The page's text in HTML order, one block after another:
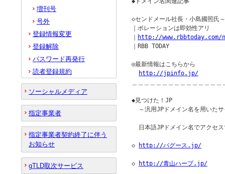
◇センドメール社長・小島國照氏
｜ボレーションは即効性アリ
http://www.rbbtoday.com/
｜RBB TODAY
◎最新情報はこちらから
http://jpinfo.jp/
◆見つけた！JP
～汎用JPドメイン名を用いた
日本語JPドメイン名でアクセ
◇ http://バグース.jp/
◇ http://青山ハープ.jp/
増刊号
号外
登録情報変更
登録解除
パスワード再発行
読者登録規約
ソーシャルメディア
指定事業者
指定事業者契約終了に伴う
お知らせ
gTLD取次サービス